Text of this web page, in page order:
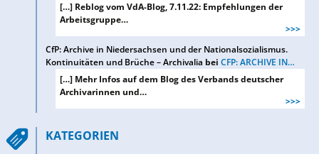
[…] Reblog vom VdA-Blog, 7.11.22: Empfehlungen der
Arbeitsgruppe…
>>>
CfP: Archive in Niedersachsen und der Nationalsozialismus.
Kontinuitäten und Brüche – Archivalia bei CFP: ARCHIVE IN…
[…] Mehr Infos auf dem Blog des Verbands deutscher
Archivarinnen und…
>>>
KATEGORIEN